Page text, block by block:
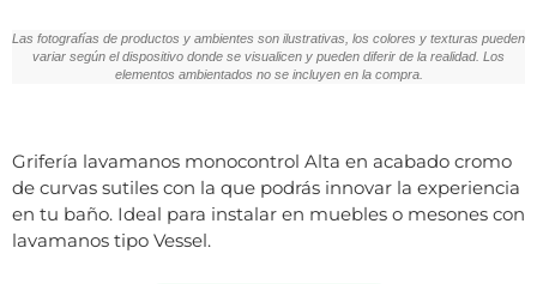
Las fotografías de productos y ambientes son ilustrativas, los colores y texturas pueden
variar según el dispositivo donde se visualicen y pueden diferir de la realidad. Los
elementos ambientados no se incluyen en la compra.
Grifería lavamanos monocontrol Alta en acabado cromo
de curvas sutiles con la que podrás innovar la experiencia
en tu baño. Ideal para instalar en muebles o mesones con
lavamanos tipo Vessel.